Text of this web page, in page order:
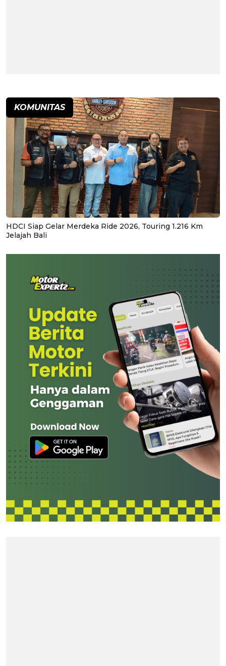
KOMUNITAS
HDCI Siap Gelar Merdeka Ride 2026, Touring 1.216 Km
Jelajah Bali